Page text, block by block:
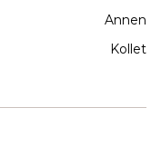
Annen
Kollet